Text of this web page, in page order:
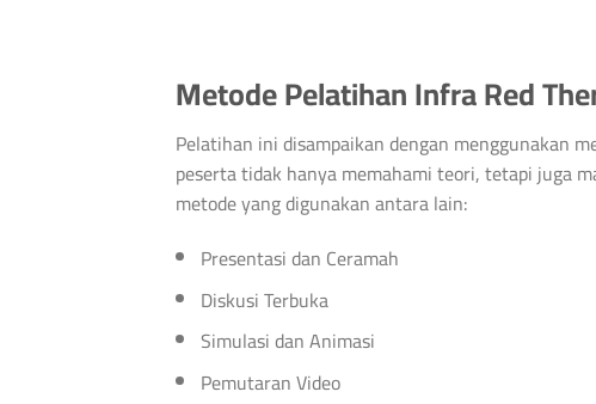
Metode Pelatihan Infra Red
Pelatihan ini disampaikan dengan menggunakan
peserta tidak hanya memahami teori, tetapi juga
metode yang digunakan antara lain:
Presentasi dan Ceramah
Diskusi Terbuka
Simulasi dan Animasi
Pemutaran Video